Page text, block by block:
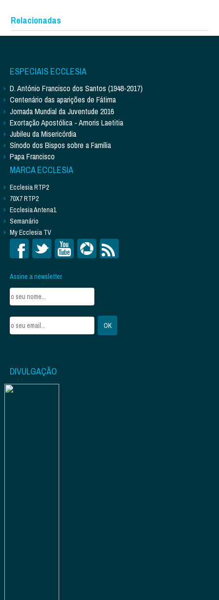
Relacionadas
ESPECIAIS ECCLESIA
D. António Francisco dos Santos (1948-2017)
Centenário das aparições de Fátima
Jornada Mundial da Juventude 2016
Exortação Apostólica - Amoris Laetitia
Jubileu da Misericórdia
Sínodo dos Bispos sobre a Família
Papa Francisco
MARCA ECCLESIA
Ecclesia RTP2
70X7 RTP2
Ecclesia Antena1
Semanário
My Ecclesia TV
Assine a newsletter
DIVULGAÇÃO